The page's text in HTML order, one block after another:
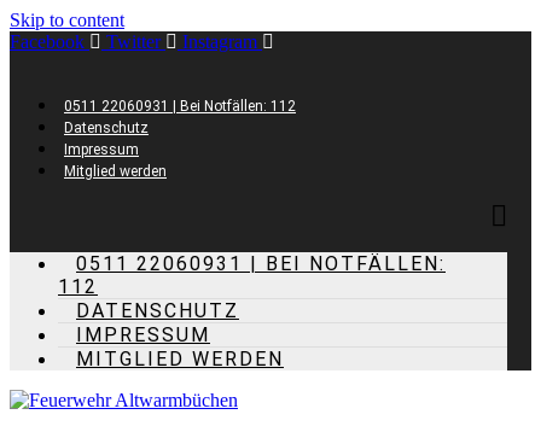
Skip to content
Facebook
Twitter Instagram
0511 22060931 | Bei Notfällen: 112
Datenschutz
Impressum
Mitglied werden
0511 22060931 | BEI NOTFÄLLEN:
112
DATENSCHUTZ
IMPRESSUM
MITGLIED WERDEN